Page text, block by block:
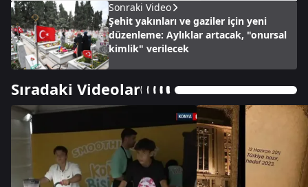
Sonraki Video
Şehit yakınları ve gaziler için yeni
düzenleme: Aylıklar artacak, "onursal
kimlik" verilecek
Sıradaki Videolar